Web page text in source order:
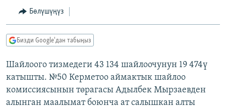
БҮГҮН АЗАТТЫКТА
ДАНИСТЕ
АЗАТТЫК+
ПОДКАСТБөлүшүңүз
Бизди Google'дан табыңыз
Шайлоого тизмедеги 43 134 шайлоочунун 19 474ү
катышты. №50 Керметоо аймактык шайлоо
комиссиясынын төрагасы Адылбек Мырзаевден
алынган маалымат боюнча ат салышкан алты